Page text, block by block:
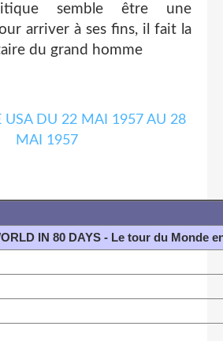
semble être une
arriver à ses fins, il fait la
du grand homme
IN 80 DAYS - Le tour du Monde